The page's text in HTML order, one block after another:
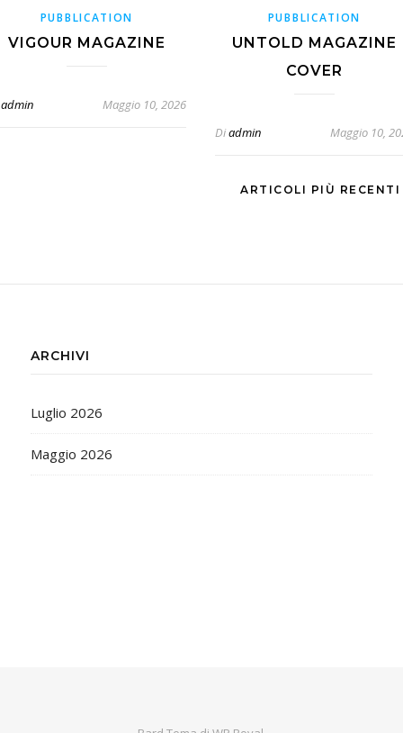
PUBBLICATION
VIGOUR MAGAZINE
admin Maggio 10, 2026
PUBBLICATION
UNTOLD MAGAZINE
COVER
Diadmin Maggio 10,
ARTICOLI PIÙ
ARCHIVI
Luglio 2026
Maggio 2026